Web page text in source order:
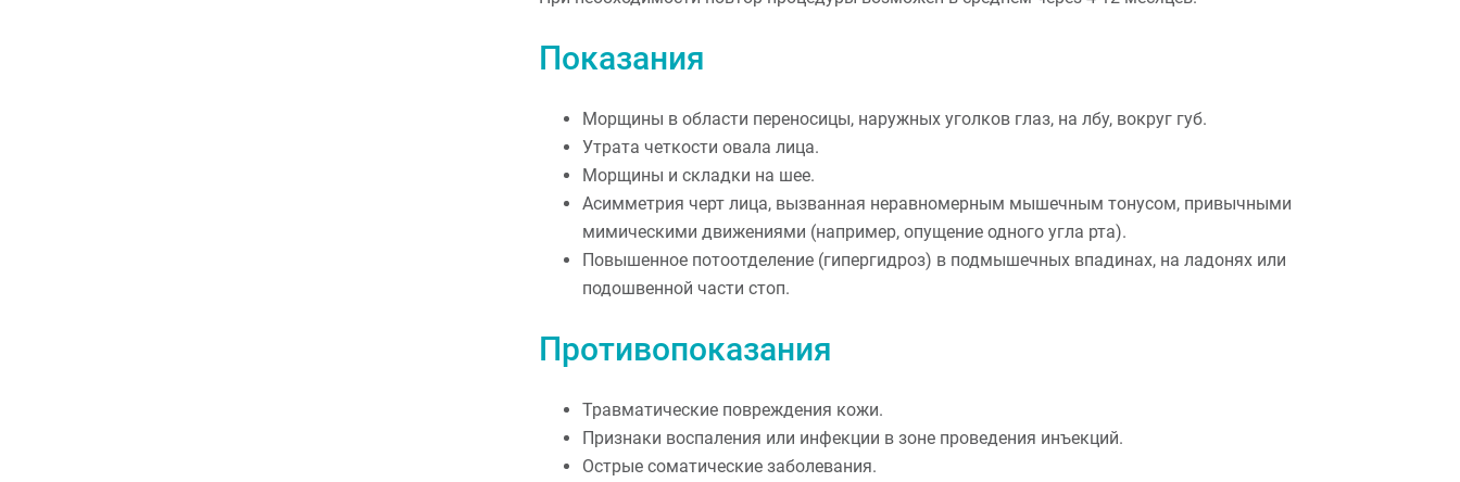
Показания
Морщины в области переносицы, наружных уголков глаз, на лбу, вокруг губ.
Утрата четкости овала лица.
Морщины и складки на шее.
Асимметрия черт лица, вызванная неравномерным мышечным тонусом, привычными
мимическими движениями (например, опущение одного угла рта).
Повышенное потоотделение (гипергидроз) в подмышечных впадинах, на ладонях или
подошвенной части стоп.
Противопоказания
Травматические повреждения кожи.
Признаки воспаления или инфекции в зоне проведения инъекций.
Острые соматические заболевания.